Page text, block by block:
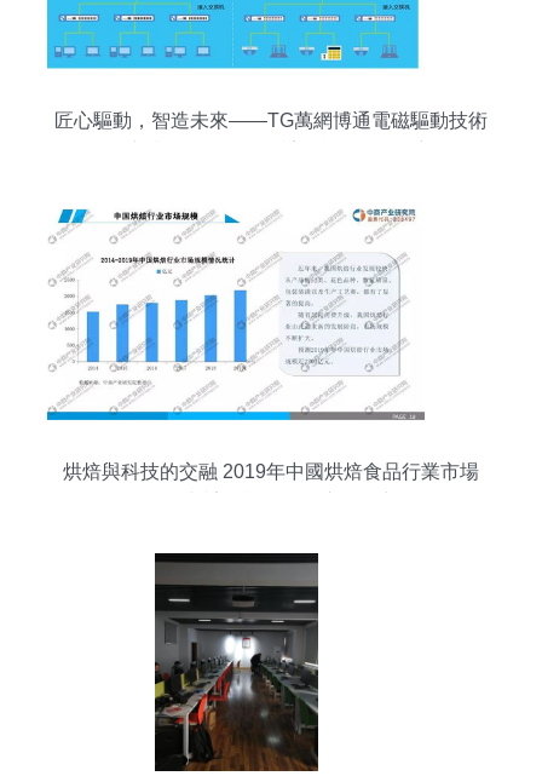
匠心驅動，智造未來——TG萬網博通電磁驅動技術
烘焙與科技的交融 2019年中國烘焙食品行業市場